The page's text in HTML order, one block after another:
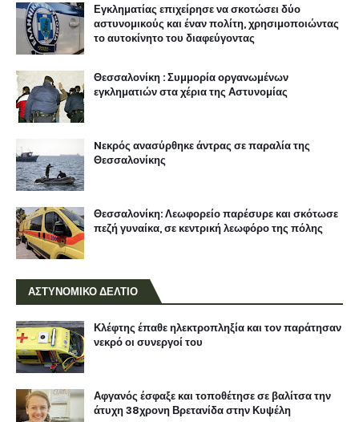
Εγκληματίας επιχείρησε να σκοτώσει δύο
αστυνομικούς και έναν πολίτη, χρησιμοποιώντας
το αυτοκίνητο του διαφεύγοντας
Θεσσαλονίκη : Συμμορία οργανωμένων
εγκληματιών στα χέρια της Αστυνομίας
Nεκρός ανασύρθηκε άντρας σε παραλία της
Θεσσαλονίκης
Θεσσαλονίκη: Λεωφορείο παρέσυρε και σκότωσε
πεζή γυναίκα, σε κεντρική λεωφόρο της πόλης
ΑΣΤΥΝΟΜΙΚΟ ΔΕΛΤΙΟ
Κλέφτης έπαθε ηλεκτροπληξία και τον παράτησαν
νεκρό οι συνεργοί του
Αφγανός έσφαξε και τοποθέτησε σε βαλίτσα την
άτυχη 38χρονη Βρετανίδα στην Κυψέλη